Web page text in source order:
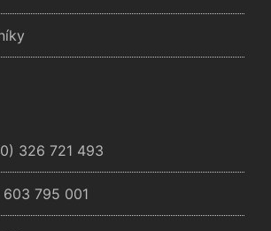
326 721 493
795 001